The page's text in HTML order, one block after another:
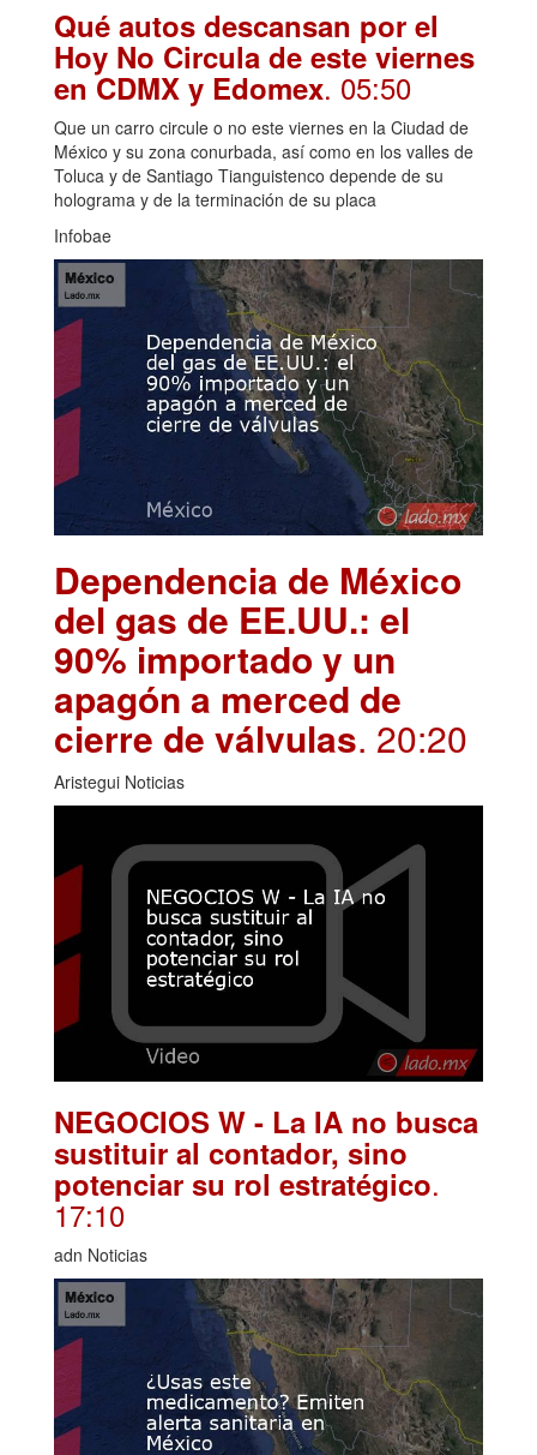
Qué autos descansan por el
Hoy No Circula de este viernes
en CDMX y Edomex. 05:50
Que un carro circule o no este viernes en la Ciudad de
México y su zona conurbada, así como en los valles de
Toluca y de Santiago Tianguistenco depende de su
holograma y de la terminación de su placa
Infobae
Dependencia de México
del gas de EE.UU.: el
90% importado y un
apagón a merced de
cierre de válvulas. 20:20
Aristegui Noticias
NEGOCIOS W - La IA no busca
sustituir al contador, sino
potenciar su rol estratégico.
17:10
adn Noticias